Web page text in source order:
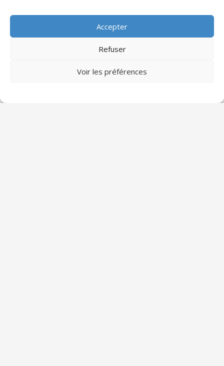
Accepter
Refuser
Voir les préférences
Articles récents
Les formations professionnelles les plus